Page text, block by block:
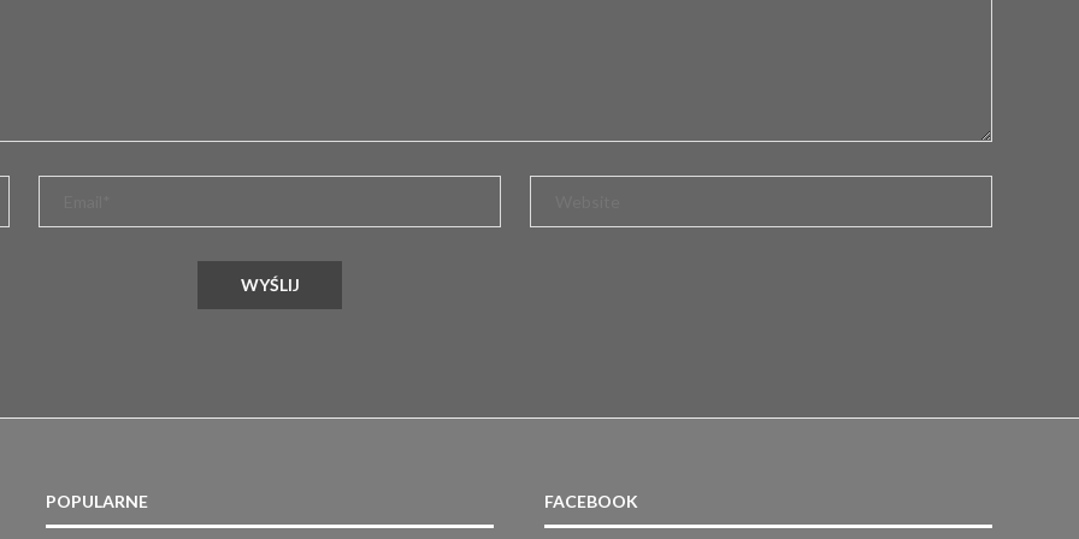
POPULARNE FACEBOOK